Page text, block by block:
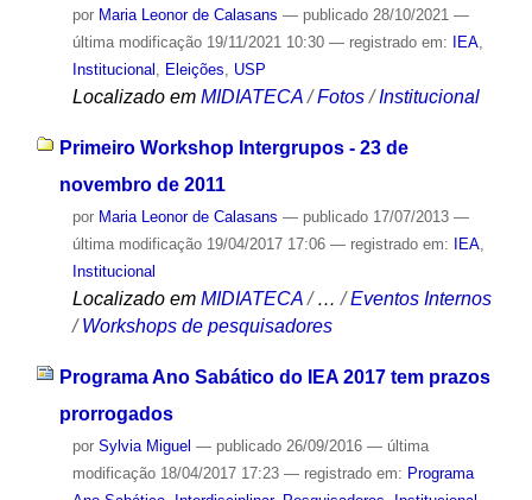
por Maria Leonor de Calasans — publicado28/10/2021 —
última modificação19/11/2021 10:30 — registrado em: IEA,
Institucional , Eleições, USP
Localizado em MIDIATECA /Fotos /Institucional
Primeiro Workshop Intergrupos - 23 de
novembro de 2011
por Maria Leonor de Calasans — publicado17/07/2013 —
última modificação19/04/2017 17:06 — registrado em: IEA,
Institucional
Localizado em MIDIATECA /…/Eventos Internos
/Workshops de pesquisadores
Programa Ano Sabático do IEA 2017 tem prazos
prorrogados
por Sylvia Miguel — publicado26/09/2016 — última
modificação18/04/2017 17:23 — registrado em: Programa